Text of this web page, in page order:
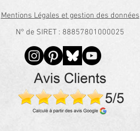
Mentions Légales et gestion des données
N° de SIRET : 88857801000025